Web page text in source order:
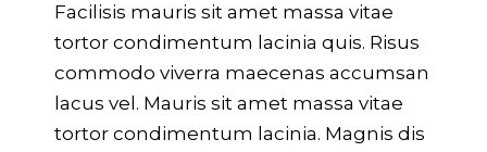
Facilisis mauris sit amet massa vitae
tortor condimentum lacinia quis. Risus
commodo viverra maecenas accumsan
lacus vel. Mauris sit amet massa vitae
tortor condimentum lacinia. Magnis dis